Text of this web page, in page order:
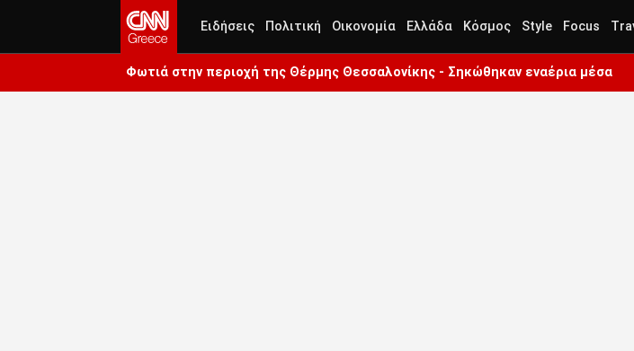
Ειδήσεις Πολιτική Οικονομία Ελλάδα Κόσμος Style Focus
Φωτιά στην περιοχή της Θέρμης Θεσσαλονίκης - Σηκώθηκαν εναέρια μέσα